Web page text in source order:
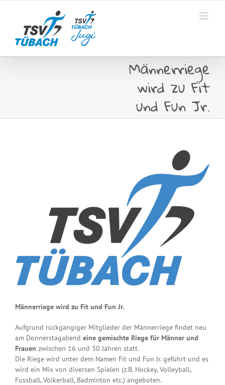
Männerriege
wird zu Fit
und Fun Jr.
Männerriege wird zu Fit und Fun Jr.
Aufgrund rückgängiger Mitglieder der Männerriege findet neu
am Donnerstagabend eine gemischte Riege für Männer und
Frauen zwischen 16 und 30 Jahren statt.
Die Riege wird unter dem Namen Fit und Fun Jr. geführt und es
wird ein Mix von diversen Spielen (z.B. Hockey, Volleyball,
Fussball, Völkerball, Badminton etc.) angeboten.